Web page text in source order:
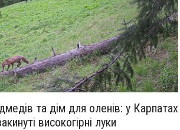
та дім для оленів: у Карпатах
високогірні луки